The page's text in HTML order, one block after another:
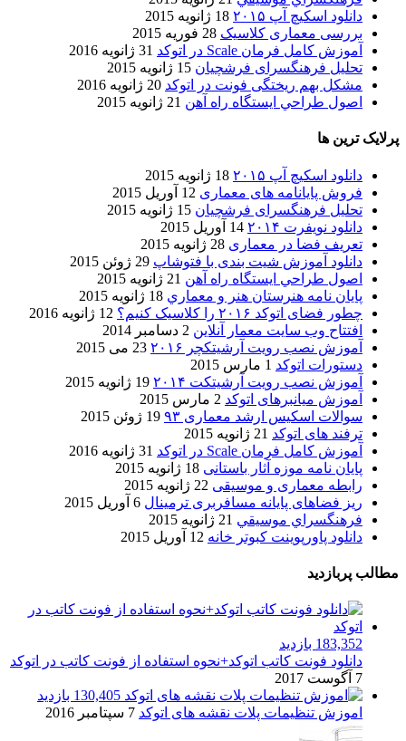
دانلود اسکیچ آپ ۲۰۱۵
18 ژانویه 2015
بررسی معماری کلاسیک 28 فوریه 2015
آموزش کامل فرمان Scale در اتوکد
31 ژانویه 2016
تحلیل فرهنگسرای فرشچیان 15 ژانویه 2015
مشکل بهم ریختگی فونت در اتوکد 20 ژانویه 2016
اصول طراحي ایستگاه راه آهن 21 ژانویه 2015
پرلایک ترین ها
دانلود اسکیچ آپ ۲۰۱۵
18 ژانویه 2015
فروش پایانامه های معماری 12 آوریل 2015
تحلیل فرهنگسرای فرشچیان 15 ژانویه 2015
دانلود نویفرت ۲۰۱۴
14 آوریل 2015
تعریف فضا در معماری 28 ژانویه 2015
دانلود آموزش شیت بندی با فتوشاپ 29 ژوئن 2015
اصول طراحي ایستگاه راه آهن 21 ژانویه 2015
پایان نامه هنرستان هنر و معماري 18 ژانویه 2015
چطور فضای اتوکد ۲۰۱۶ را کلاسیک کنیم؟
12 ژانویه 2016
افتتاح وب سایت معمار آنلاین 2 دسامبر 2014
آموزش نصب رویت آرشیتکچر ۲۰۱۶
23 می 2015
دستورات اتوکد 1 مارس 2015
آموزش نصب رویت آرشیتکت ۲۰۱۴
19 ژانویه 2015
آموزش میانبرهای اتوکد 2 مارس 2015
سوالات اسکیس ارشد معماری ۹۳
19 ژوئن 2015
ترفند های اتوکد 21 ژانویه 2015
آموزش کامل فرمان Scale در اتوکد
31 ژانویه 2016
پایان نامه موزه آثار باستانی 18 ژانویه 2015
رابطه معماری و موسیقی 22 ژانویه 2015
ریز فضاهای پایانه مسافربری ترمینال 6 آوریل 2015
فرهنگسراي موسيقي 21 ژانویه 2015
دانلود پاورپوینت کبوتر خانه 12 آوریل 2015
مطالب پربازدید
183,352 بازدید
دانلود فونت کاتب اتوکد+نحوه استفاده از فونت کاتب در اتوکد
7 آگوست 2017
130,405 بازدید
اموزش تنظیمات پلات نقشه های اتوکد 7 سپتامبر 2016